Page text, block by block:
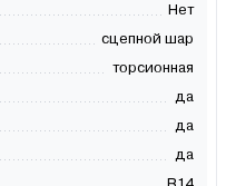
Нет
сцепной шар
торсионная
да
да
да